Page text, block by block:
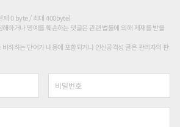
재 0 byte / 최대 400byte)
하거나 명예를 훼손하는 댓글은 관련 법률에 의해 제재를 받을
하하는 단어가 내용에 포함되거나 인신공격성 글은 관리자의 판